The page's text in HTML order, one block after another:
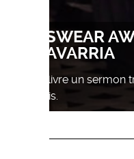
Dedicate
during